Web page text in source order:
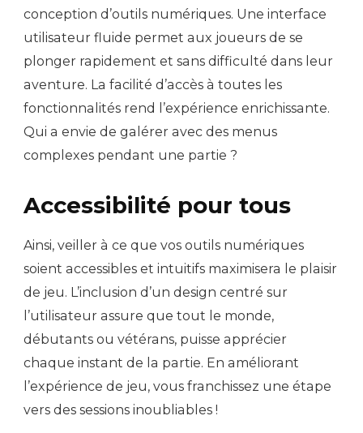
conception d’outils numériques. Une interface
utilisateur fluide permet aux joueurs de se
plonger rapidement et sans difficulté dans leur
aventure. La facilité d’accès à toutes les
fonctionnalités rend l’expérience enrichissante.
Qui a envie de galérer avec des menus
complexes pendant une partie ?
Accessibilité pour tous
Ainsi, veiller à ce que vos outils numériques
soient accessibles et intuitifs maximisera le plaisir
de jeu. L’inclusion d’un design centré sur
l’utilisateur assure que tout le monde,
débutants ou vétérans, puisse apprécier
chaque instant de la partie. En améliorant
l’expérience de jeu, vous franchissez une étape
vers des sessions inoubliables !